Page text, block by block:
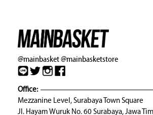
@mainbasket@mainbasketstore
Office:
Mezzanine Level, Surabaya Town Square
Jl. Hayam Wuruk No. 60 Surabaya, Jawa